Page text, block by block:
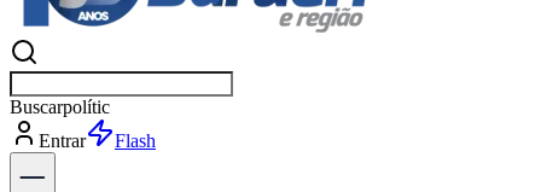
Buscarnotícias e
Entrar
Explorar